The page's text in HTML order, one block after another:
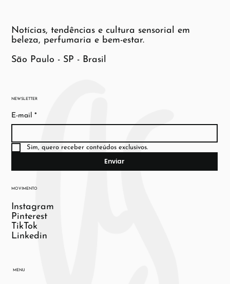
NEWSLETTER
E-mail *
Sim, quero receber conteúdos exclusivos.
Enviar
MOVIMENTO
Instagram
Pinterest
TikTok
Linkedin
MENU
Notícias, tendências e cultura sensorial em
beleza, perfumaria e bem-estar.
São Paulo - SP - Brasil